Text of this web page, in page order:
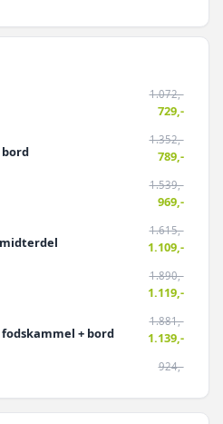
1.072,-
729,-
1.352,-
789,-
1.539,-
969,-
1.615,-
1.109,-
1.890,-
1.119,-
+ bord
1.881,-
1.139,-
924,-
844,-